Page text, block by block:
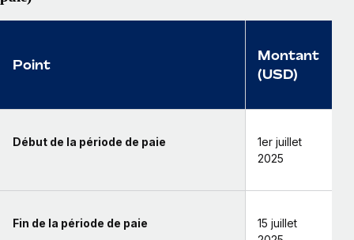
Point
Montant
(USD)
Début de la période de paie
1er juillet
2025
Fin de la période de paie
15 juillet